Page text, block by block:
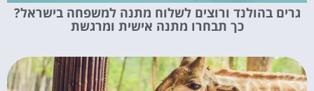
גרים בהולנד ורוצים לשלוח מתנה למשפחה בישראל?
כך תבחרו מתנה אישית ומרגשת